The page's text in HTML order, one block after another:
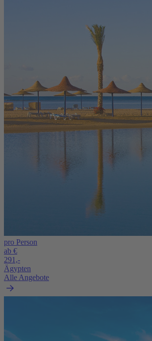
pro Person
ab €
291,-
Ägypten
Alle Angebote